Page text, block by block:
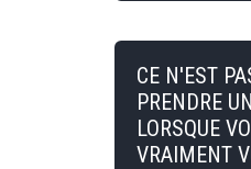
CE N'EST
PRENDRE
LORSQUE
VRAIMENT